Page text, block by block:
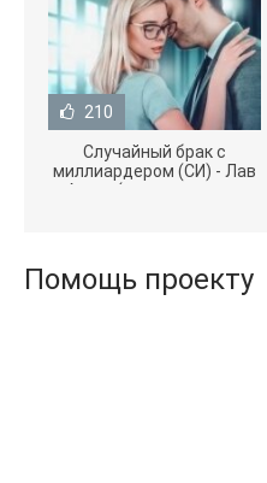
210
Случайный брак с
миллиардером (СИ) - Лав
Агата (полная версия
Помощь проекту